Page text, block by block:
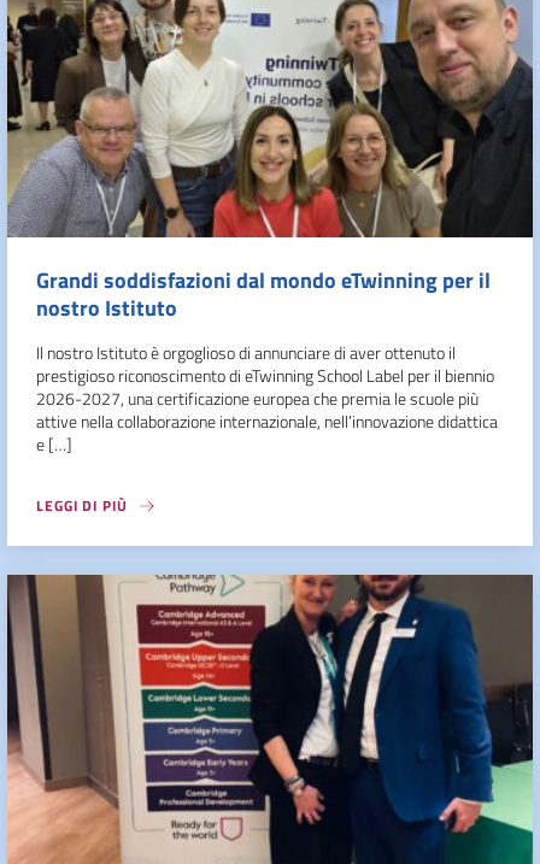
Grandi soddisfazioni dal mondo eTwinning per il
nostro Istituto
Il nostro Istituto è orgoglioso di annunciare di aver ottenuto il
prestigioso riconoscimento di eTwinning School Label per il biennio
2026-2027, una certificazione europea che premia le scuole più
attive nella collaborazione internazionale, nell’innovazione didattica
e […]
LEGGI DI PIÙ